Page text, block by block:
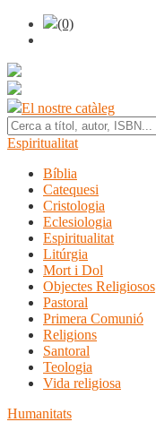
(0)
El nostre catàleg
Espiritualitat
Bíblia
Catequesi
Cristologia
Eclesiologia
Espiritualitat
Litúrgia
Mort i Dol
Objectes Religiosos
Pastoral
Primera Comunió
Religions
Santoral
Teologia
Vida religiosa
Humanitats